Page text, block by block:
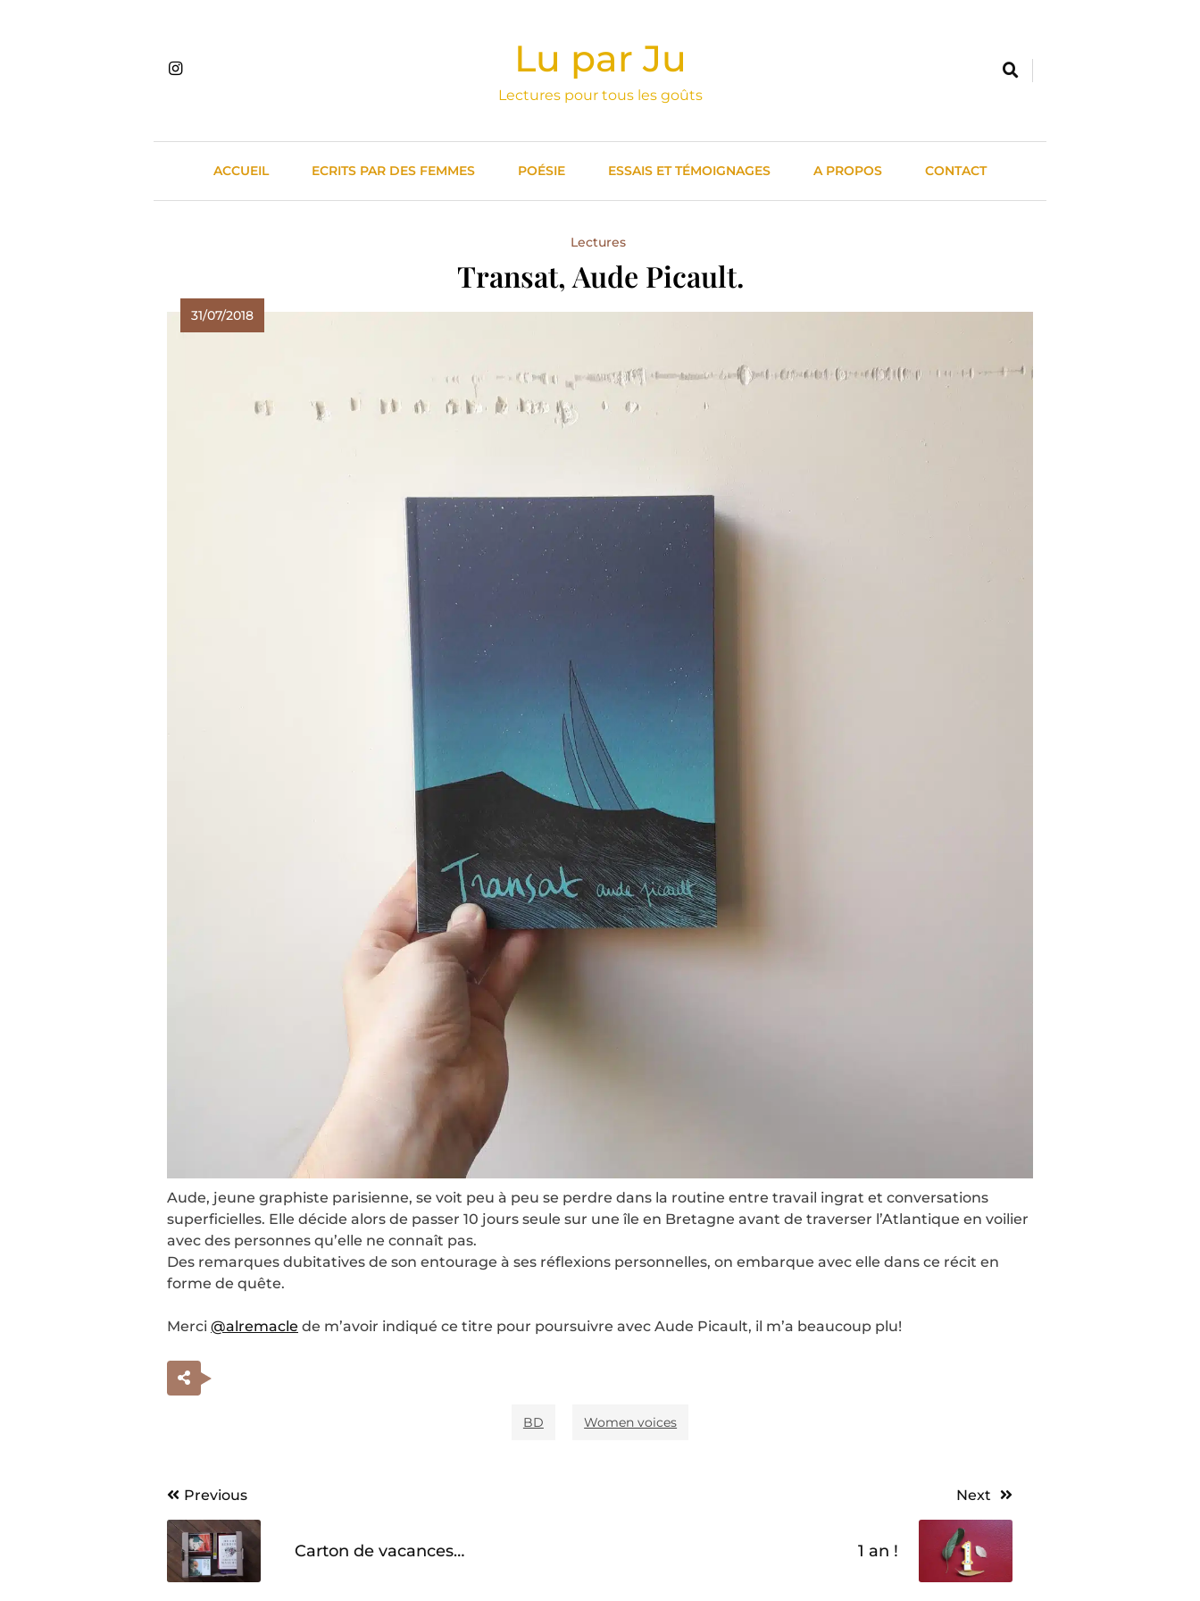
Lu par Ju
Lectures pour tous les goûts
ACCUEIL ECRITS PAR DES FEMMES POÉSIE ESSAIS ET TÉMOIGNAGES A PROPOS CONTACT
Lectures
Transat, Aude Picault.
31/07/2018
Aude, jeune graphiste parisienne, se voit peu à peu se perdre dans la routine entre travail ingrat et conversations
superficielles. Elle décide alors de passer 10 jours seule sur une île en Bretagne avant de traverser l’Atlantique en voilier
avec des personnes qu’elle ne connaît pas.
Des remarques dubitatives de son entourage à ses réflexions personnelles, on embarque avec elle dans ce récit en
forme de quête.
Merci @alremacle de m’avoir indiqué ce titre pour poursuivre avec Aude Picault, il m’a beaucoup plu!
BD Women voices
Navigation
de
l’article
Previous
Carton de vacances…
Next
1 an !